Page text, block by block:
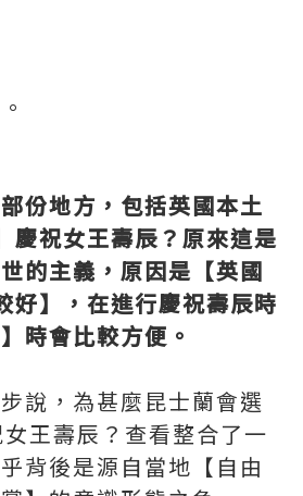
份地方，包括英國本土
慶祝女王壽辰？原來這是
的主義，原因是【英國
好】，在進行慶祝壽辰時
時會比較方便。
說，為甚麼昆士蘭會選
王壽辰？查看整合了一
背後是源自當地【自由